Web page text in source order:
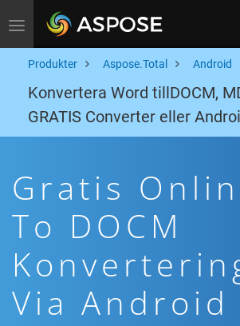
Toggle navigation
Produkter Aspose.Total Android
Konvertera Word tillDOCM,
GRATIS Converter eller
Gratis
To DOCM
Via Android